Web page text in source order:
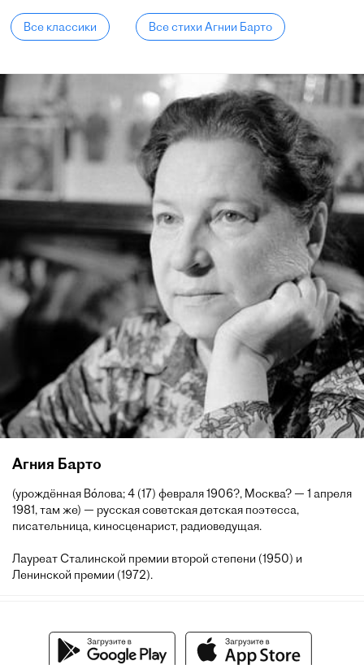
Все классики Все стихи Агнии Барто
Агния Барто
(урождённая Во́лова; 4 (17) февраля 1906?, Москва? — 1 апреля
1981, там же) — русская советская детская поэтесса,
писательница, киносценарист, радиоведущая.
Лауреат Сталинской премии второй степени (1950) и
Ленинской премии (1972).